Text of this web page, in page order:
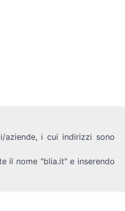
aziende, i cui indirizzi sono
il nome "blia.it" e inserendo